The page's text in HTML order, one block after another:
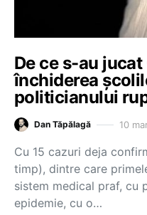
De ce s-au
închiderea
politicianului
Dan Tăpălagă 10
Cu 15 cazuri deja
timp), dintre care
sistem medical praf, cu
epidemie, cu o…